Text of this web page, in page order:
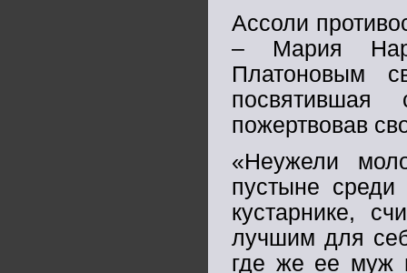
Ассоли
– Мария
Платоновым
пожертвовав
«Неужели
пустыне
кустарнике,
лучшим для
где же ее муж